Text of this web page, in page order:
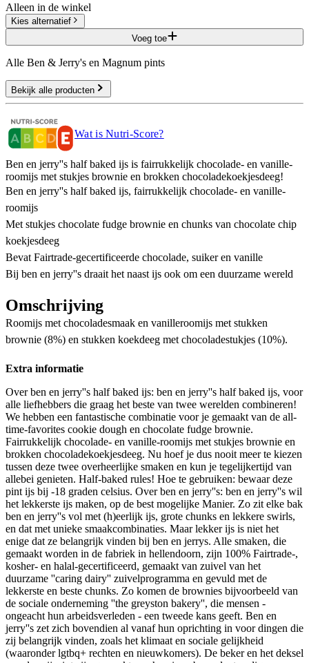
Alleen in de winkel
Kies alternatief
Voeg toe
Alle Ben & Jerry's en Magnum pints
Bekijk alle producten
Wat is Nutri-Score?
Ben en jerry''s half baked ijs is fairrukkelijk chocolade- en vanille-
roomijs met stukjes brownie en brokken chocoladekoekjesdeeg!
Ben en jerry''s half baked ijs, fairrukkelijk chocolade- en vanille-
roomijs
Met stukjes chocolate fudge brownie en chunks van chocolate chip
koekjesdeeg
Bevat Fairtrade-gecertificeerde chocolade, suiker en vanille
Bij ben en jerry''s draait het naast ijs ook om een duurzame wereld
Omschrijving
Roomijs met chocoladesmaak en vanilleroomijs met stukken
brownie (8%) en stukken koekdeeg met chocoladestukjes (10%).
Extra informatie
Over ben en jerry''s half baked ijs: ben en jerry''s half baked ijs, voor
alle liefhebbers die graag het beste van twee werelden combineren!
We hebben een fantastische combinatie voor je gemaakt van de all-
time-favorites cookie dough en chocolate fudge brownie.
Fairrukkelijk chocolade- en vanille-roomijs met stukjes brownie en
brokken chocoladekoekjesdeeg. Nu hoef je dus nooit meer te kiezen
tussen deze twee overheerlijke smaken en kun je tegelijkertijd van
allebei genieten. Half-baked rules! Hoe te gebruiken: bewaar deze
pint ijs bij -18 graden celsius. Over ben en jerry''s: ben en jerry''s wil
het lekkerste ijs maken, op de best mogelijke Manier. Zo zit elke bak
ben en jerry''s vol met (h)eerlijk ijs, grote chunks en lekkere swirls,
en dat met unieke smaakcombinaties. Maar lekker ijs is niet het
enige dat ze belangrijk vinden bij ben en jerrys. Alle smaken, die
gemaakt worden in de fabriek in hellendoorn, zijn 100% Fairtrade-,
kosher- en halal-gecertificeerd, gemaakt van zuivel van het
duurzame ''caring dairy'' zuivelprogramma en gevuld met de
lekkerste en beste chunks. Zo komen de brownies bijvoorbeeld van
de sociale onderneming ''the greyston bakery'', die mensen -
ongeacht hun arbeidsverleden - een tweede kans geeft. Ben en
jerry''s zet zich bovendien al vanaf hun oprichting in voor dingen die
zij belangrijk vinden, zoals het klimaat en sociale gelijkheid
(waaronder lgtbq+ rechten en nieuwkomers). De beker en het deksel